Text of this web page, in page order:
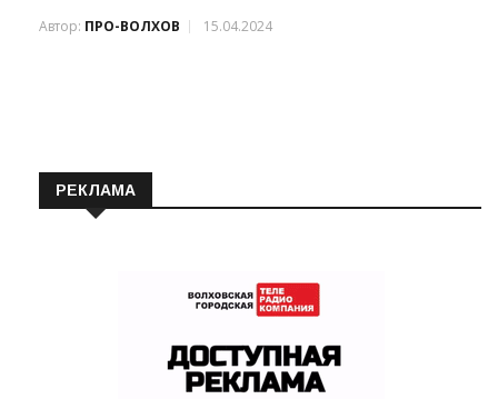
Автор: ПРО-ВОЛХОВ 15.04.2024
РЕКЛАМА